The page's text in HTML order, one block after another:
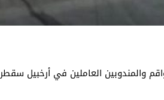
والمندوبين العاملين في أرخبيل